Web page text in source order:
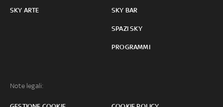
SKY ARTE SKY BAR
SPAZI SKY
PROGRAMMI
Note legali: